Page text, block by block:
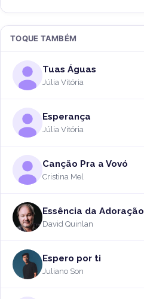
TOQUE TAMBÉM
Tuas Águas
Júlia Vitória
Esperança
Júlia Vitória
Canção Pra a Vovó
Cristina Mel
Essência da Adoração
David Quinlan
Espero por ti
Juliano Son